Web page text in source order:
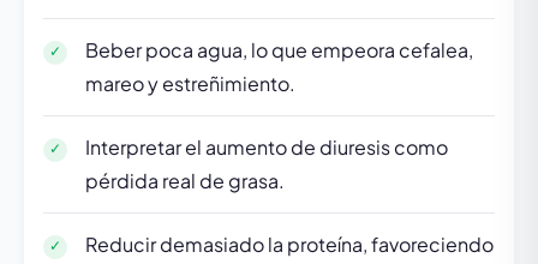
Beber poca agua, lo que empeora cefalea,
mareo y estreñimiento.
Interpretar el aumento de diuresis como
pérdida real de grasa.
Reducir demasiado la proteína, favoreciendo